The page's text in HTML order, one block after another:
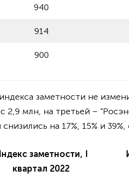
940
914
900
заметности не
2,9 млн, на третьей –
на 17%, 15% и
заметности, I
квартал 2022